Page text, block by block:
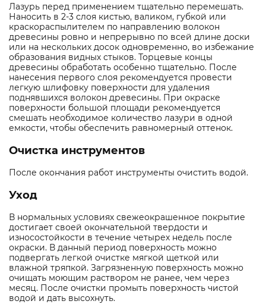
Лазурь перед применением тщательно перемешать.
Наносить в 2-3 слоя кистью, валиком, губкой или
краскораспылителем по направлению волокон
древесины ровно и непрерывно по всей длине доски
или на нескольких досок одновременно, во избежание
образования видных стыков. Торцевые концы
древесины обработать особенно тщательно. После
нанесения первого слоя рекомендуется провести
легкую шлифовку поверхности для удаления
поднявшихся волокон древесины. При окраске
поверхности большой площади рекомендуется
смешать необходимое количество лазури в одной
емкости, чтобы обеспечить равномерный оттенок.
Очистка инструментов
После окончания работ инструменты очистить водой.
Уход
В нормальных условиях свежеокрашенное покрытие
достигает своей окончательной твердости и
износостойкости в течение четырех недель после
окраски. В данный период поверхность можно
подвергать легкой очистке мягкой щеткой или
влажной тряпкой. Загрязненную поверхность можно
очищать моющим раствором не ранее, чем через
месяц. После очистки промыть поверхность чистой
водой и дать высохнуть.